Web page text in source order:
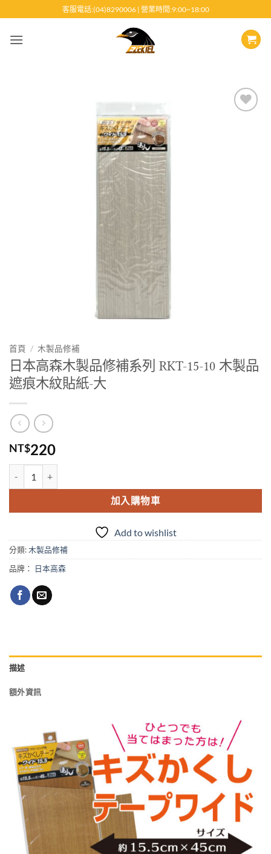
至
客服電話:(04)8290006 | 營業時間:9:00~18:00
首頁 / 木製品修補
日本高森木製品修補系列 RKT-15-10 木製品
遮痕木紋貼紙-大
NT$220
加入購物車
Add to wishlist
分類:木製品修補
品牌：
日本高森
描述
額外資訊